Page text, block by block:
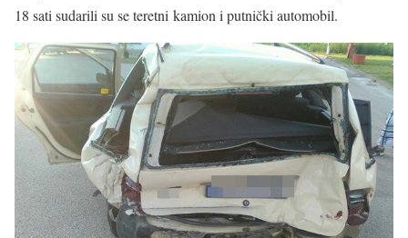
18 sati sudarili su se teretni kamion i putnički automobil.